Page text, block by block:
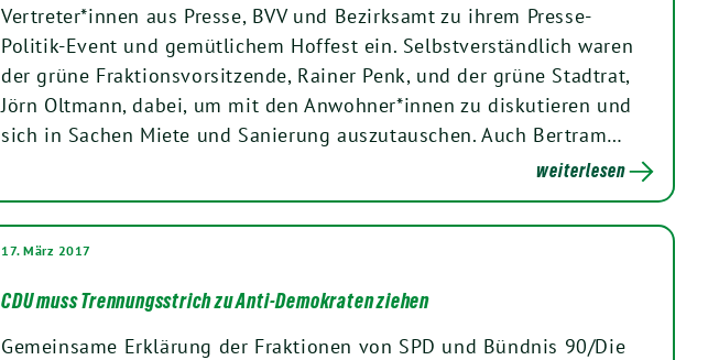
Vertreter*innen aus Presse, BVV und Bezirksamt zu ihrem Presse-
Politik-Event und gemütlichem Hoffest ein. Selbstverständlich waren
der grüne Fraktionsvorsitzende, Rainer Penk, und der grüne Stadtrat,
Jörn Oltmann, dabei, um mit den Anwohner*innen zu diskutieren und
sich in Sachen Miete und Sanierung auszutauschen. Auch Bertram…
weiterlesen
17. März 2017
CDU muss Trennungsstrich zu Anti-Demokraten ziehen
Gemeinsame Erklärung der Fraktionen von SPD und Bündnis 90/Die